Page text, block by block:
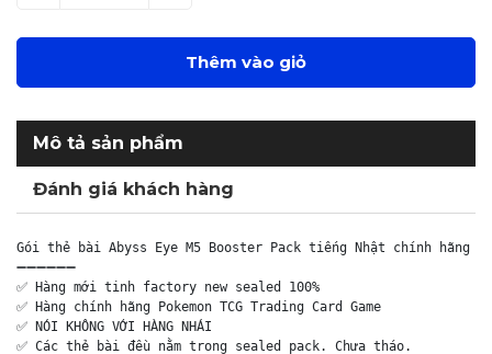
Thêm vào giỏ
Mô tả sản phẩm
Đánh giá khách hàng
Gói thẻ bài Abyss Eye M5 Booster Pack tiếng Nhật chính hãng -
➖➖➖➖➖➖
✅ Hàng mới tinh factory new sealed 100%
✅ Hàng chính hãng Pokemon TCG Trading Card Game
✅ NÓI KHÔNG VỚI HÀNG NHÁI
✅ Các thẻ bài đều nằm trong sealed pack. Chưa tháo.